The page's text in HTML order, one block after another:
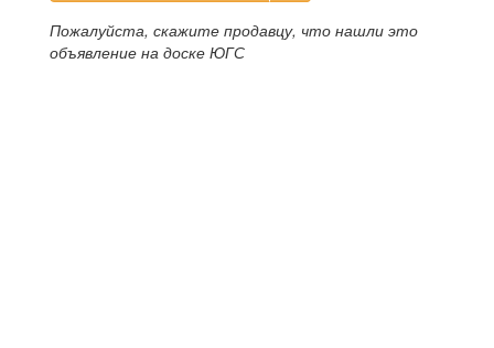
Пожалуйста, скажите продавцу, что нашли это
объявление на доске ЮГС